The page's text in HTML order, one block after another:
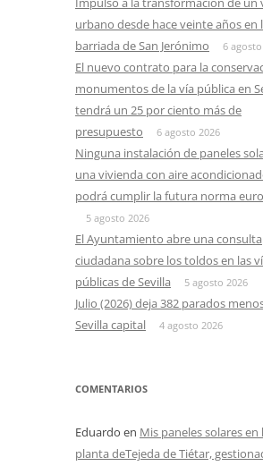
urbano desde hace veinte años en
barriada de San Jerónimo
6
El nuevo contrato para la
monumentos de la vía pública en
tendrá un 25 por ciento más de
presupuesto
6 agosto 2026
Ninguna instalación de paneles
una vivienda con aire
podrá cumplir la futura norma
5 agosto 2026
El Ayuntamiento abre una consulta
ciudadana sobre los toldos en las
públicas de Sevilla
5 agosto 2026
Julio (2026) deja 382 parados
Sevilla capital
4 agosto 2026
COMENTARIOS
Eduardo en Mis paneles solares en
planta deTejeda de Tiétar,